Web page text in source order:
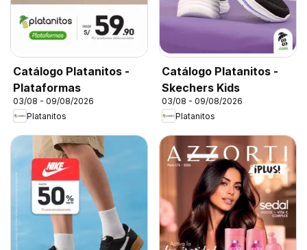
Catálogo Platanitos -
Plataformas
03/08 - 09/08/2026
Platanitos
Catálogo Platanitos -
Skechers Kids
03/08 - 09/08/2026
Platanitos